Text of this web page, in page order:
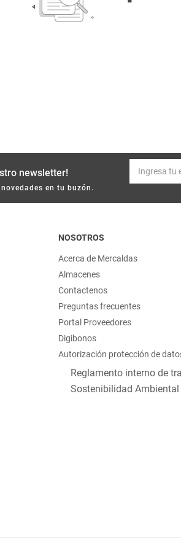
newsletter!
en tu buzón.
NOSOTROS
Acerca de Mercaldas
Almacenes
Contactenos
Preguntas frecuentes
Portal Proveedores
Digibonos
Autorización protección de
Reglamento interno de
Sostenibilidad Ambiental
Mantequilla